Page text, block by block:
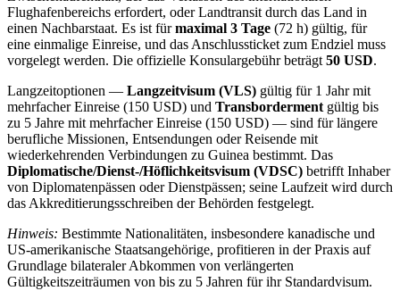
Flughafenbereichs erfordert, oder Landtransit durch das Land in
einen Nachbarstaat. Es ist fürmaximal 3 Tage (72 h) gültig, für
eine einmalige Einreise, und das Anschlussticket zum Endziel muss
vorgelegt werden. Die offizielle Konsulargebühr beträgt 50 USD.
Langzeitoptionen — Langzeitvisum (VLS) gültig für 1 Jahr mit
mehrfacher Einreise (150 USD) und Transborderment gültig bis
zu 5 Jahre mit mehrfacher Einreise (150 USD) — sind für längere
berufliche Missionen, Entsendungen oder Reisende mit
wiederkehrenden Verbindungen zu Guinea bestimmt. Das
Diplomatische/Dienst-/Höflichkeitsvisum (VDSC) betrifft Inhaber
von Diplomatenpässen oder Dienstpässen; seine Laufzeit wird durch
das Akkreditierungsschreiben der Behörden festgelegt.
Hinweis: Bestimmte Nationalitäten, insbesondere kanadische und
US-amerikanische Staatsangehörige, profitieren in der Praxis auf
Grundlage bilateraler Abkommen von verlängerten
Gültigkeitszeiträumen von bis zu 5 Jahren für ihr Standardvisum.